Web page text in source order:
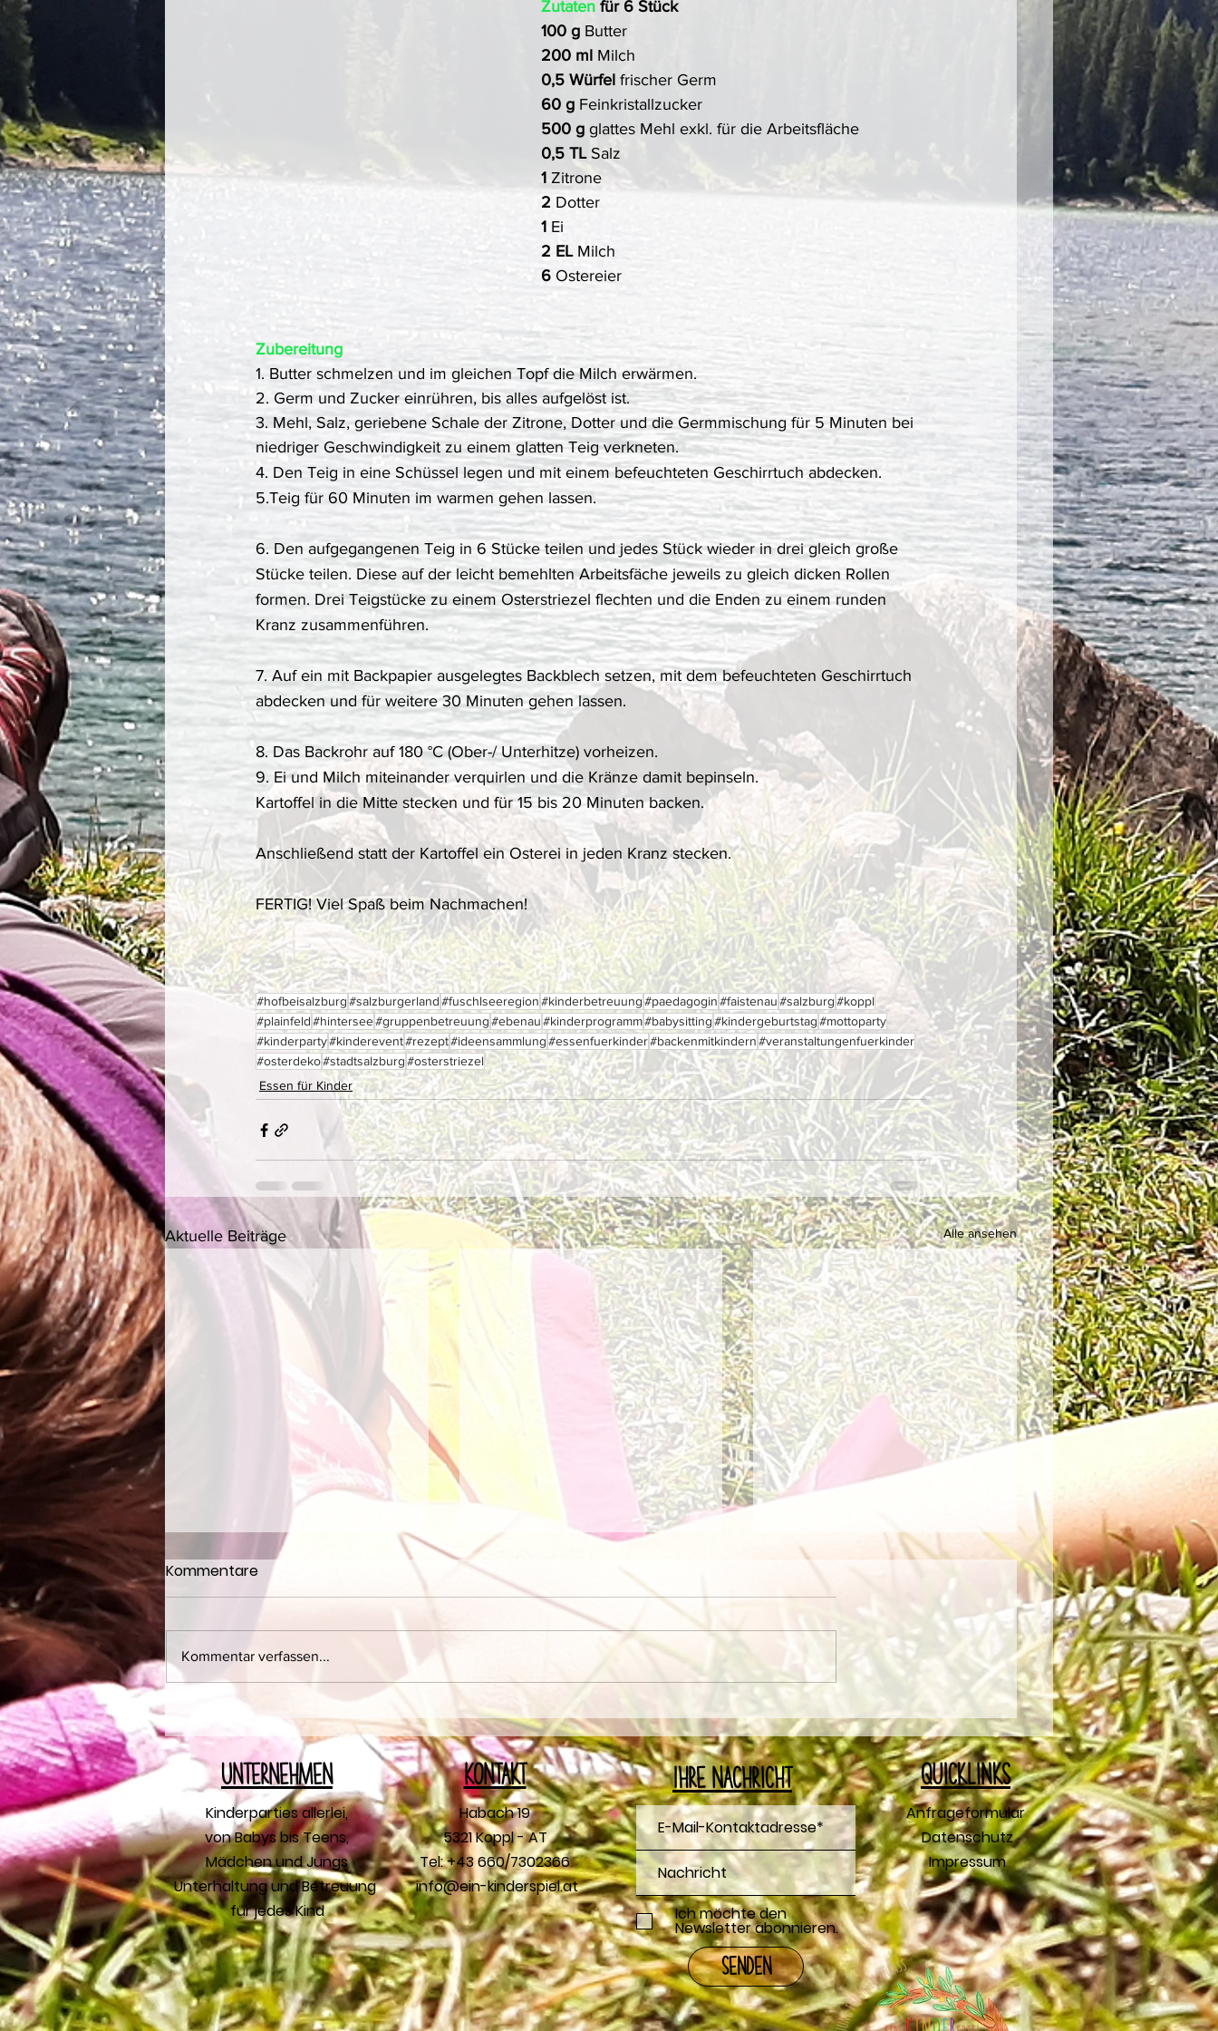
Zutaten für 6 Stück
100 g Butter
200 ml Milch
0,5 Würfel frischer Germ
60 g Feinkristallzucker
500 g glattes Mehl exkl. für die Arbeitsfläche
0,5 TL Salz
1 Zitrone
2 Dotter
1 Ei
2 EL Milch
6 Ostereier
Zubereitung
1. Butter schmelzen und im gleichen Topf die Milch erwärmen.
2. Germ und Zucker einrühren, bis alles aufgelöst ist.
3. Mehl, Salz, geriebene Schale der Zitrone, Dotter und die Germmischung für 5 Minuten bei
niedriger Geschwindigkeit zu einem glatten Teig verkneten.
4. Den Teig in eine Schüssel legen und mit einem befeuchteten Geschirrtuch abdecken.
5.Teig für 60 Minuten im warmen gehen lassen.
6. Den aufgegangenen Teig in 6 Stücke teilen und jedes Stück wieder in drei gleich große
Stücke teilen. Diese auf der leicht bemehlten Arbeitsfäche jeweils zu gleich dicken Rollen
formen. Drei Teigstücke zu einem Osterstriezel flechten und die Enden zu einem runden
Kranz zusammenführen.
7. Auf ein mit Backpapier ausgelegtes Backblech setzen, mit dem befeuchteten Geschirrtuch
abdecken und für weitere 30 Minuten gehen lassen.
8. Das Backrohr auf 180 °C (Ober-/ Unterhitze) vorheizen.
9. Ei und Milch miteinander verquirlen und die Kränze damit bepinseln.
Kartoffel in die Mitte stecken und für 15 bis 20 Minuten backen.
Anschließend statt der Kartoffel ein Osterei in jeden Kranz stecken.
FERTIG! Viel Spaß beim Nachmachen!
#hofbeisalzburg#salzburgerland#fuschlseeregion#kinderbetreuung#paedagogin#faistenau#salzburg#koppl
#plainfeld#hintersee#gruppenbetreuung#ebenau#kinderprogramm#babysitting#kindergeburtstag#mottoparty
#kinderparty#kinderevent#rezept#ideensammlung#essenfuerkinder#backenmitkindern#veranstaltungenfuerkinder
#osterdeko#stadtsalzburg#osterstriezel
Essen für Kinder
Aktuelle Beiträge Alle ansehen
🌈Kochparty mit Anna und
Xaver
*NEU* Mottotorten
Kommentare
Kommentar verfassen...
Unternehmen
Kinderparties allerlei,
von Babys bis Teens,
Mädchen und Jungs
Unterhaltung und Betreuung
für jedes Kind
Kontakt
Habach 19
5321 Koppl - AT
Tel: +43 660/7302366
info@ein-kinderspiel.at
Ihre Nachricht
Ich möchte den
Newsletter abonnieren.
Senden
Quicklinks
Anfrageformular
Datenschutz
Impressum